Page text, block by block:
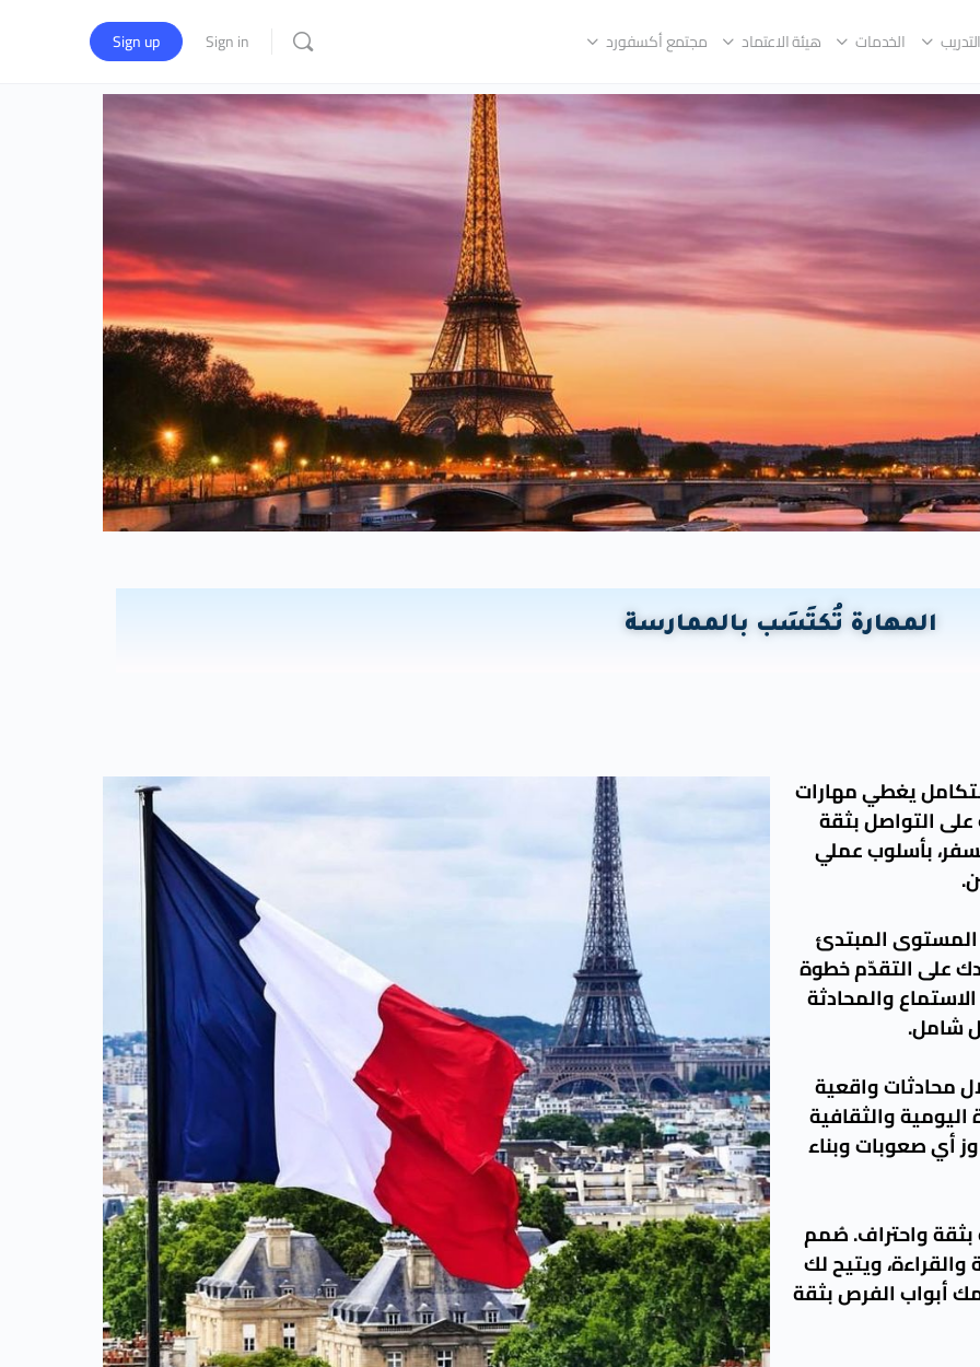
الخدمات هيئة الاعتماد مجتمع أكسفورد Sign in
Sign up
المهارة تُكتَسَب بالممارسة
يغطي مهارات
على التواصل بثقة
بأسلوب عملي
المستوى المبتدئ
على التقدّم خطوة
والمحادثة
شامل.
محادثات واقعية
والثقافية
أي صعوبات وبناء
بثقة واحتراف. صُمم
والقراءة، ويتيح لك
أبواب الفرص بثقة